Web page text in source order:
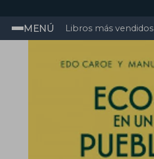
MENÚ Libros más vendidos